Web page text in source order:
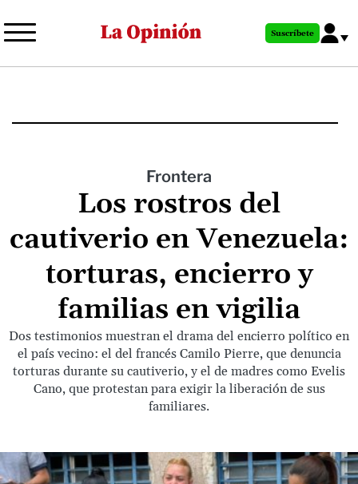
al
principal
Suscríbete
Frontera
Los rostros del
cautiverio en Venezuela:
torturas, encierro y
familias en vigilia
Dos testimonios muestran el drama del encierro político en
el país vecino: el del francés Camilo Pierre, que denuncia
torturas durante su cautiverio, y el de madres como Evelis
Cano, que protestan para exigir la liberación de sus
familiares.